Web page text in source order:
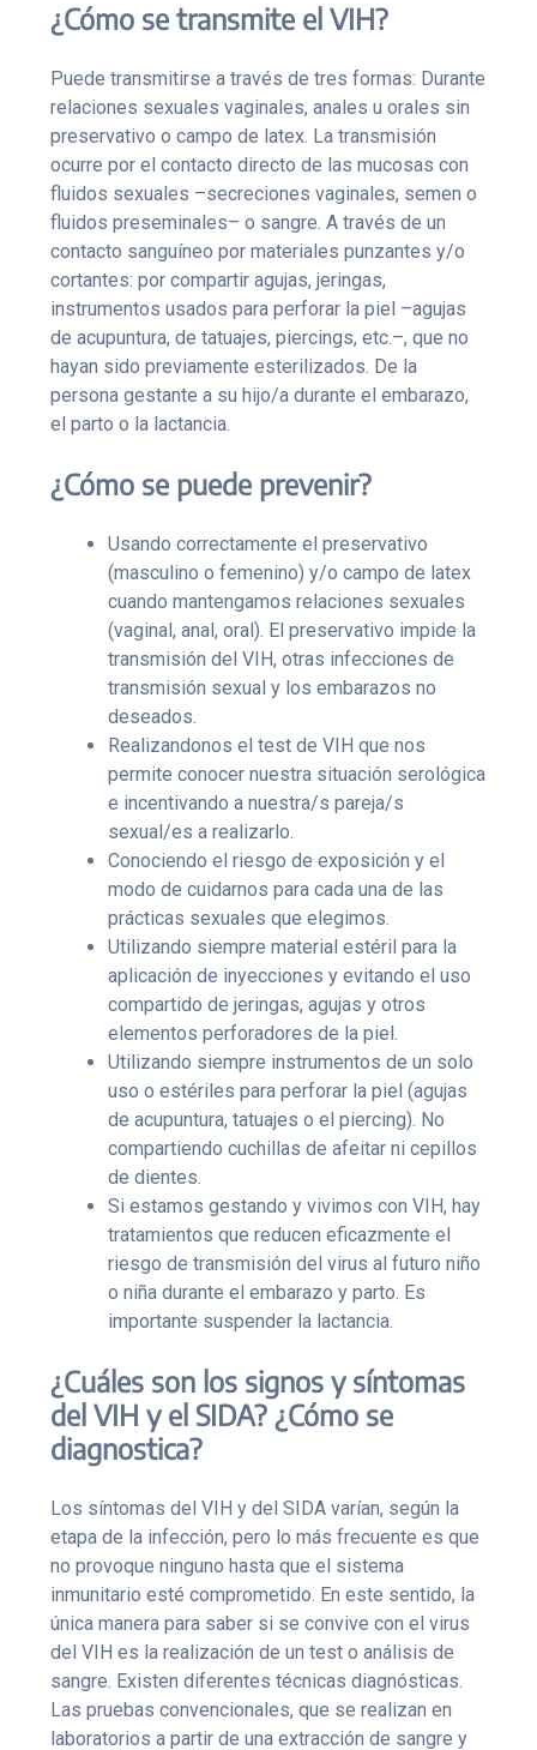
¿Cómo se transmite el VIH?
Puede transmitirse a través de tres formas: Durante
relaciones sexuales vaginales, anales u orales sin
preservativo o campo de latex. La transmisión
ocurre por el contacto directo de las mucosas con
fluidos sexuales –secreciones vaginales, semen o
fluidos preseminales– o sangre. A través de un
contacto sanguíneo por materiales punzantes y/o
cortantes: por compartir agujas, jeringas,
instrumentos usados para perforar la piel –agujas
de acupuntura, de tatuajes, piercings, etc.–, que no
hayan sido previamente esterilizados. De la
persona gestante a su hijo/a durante el embarazo,
el parto o la lactancia.
¿Cómo se puede prevenir?
Usando correctamente el preservativo
(masculino o femenino) y/o campo de latex
cuando mantengamos relaciones sexuales
(vaginal, anal, oral). El preservativo impide la
transmisión del VIH, otras infecciones de
transmisión sexual y los embarazos no
deseados.
Realizandonos el test de VIH que nos
permite conocer nuestra situación serológica
e incentivando a nuestra/s pareja/s
sexual/es a realizarlo.
Conociendo el riesgo de exposición y el
modo de cuidarnos para cada una de las
prácticas sexuales que elegimos.
Utilizando siempre material estéril para la
aplicación de inyecciones y evitando el uso
compartido de jeringas, agujas y otros
elementos perforadores de la piel.
Utilizando siempre instrumentos de un solo
uso o estériles para perforar la piel (agujas
de acupuntura, tatuajes o el piercing). No
compartiendo cuchillas de afeitar ni cepillos
de dientes.
Si estamos gestando y vivimos con VIH, hay
tratamientos que reducen eficazmente el
riesgo de transmisión del virus al futuro niño
o niña durante el embarazo y parto. Es
importante suspender la lactancia.
¿Cuáles son los signos y síntomas
del VIH y el SIDA? ¿Cómo se
diagnostica?
Los síntomas del VIH y del SIDA varían, según la
etapa de la infección, pero lo más frecuente es que
no provoque ninguno hasta que el sistema
inmunitario esté comprometido. En este sentido, la
única manera para saber si se convive con el virus
del VIH es la realización de un test o análisis de
sangre. Existen diferentes técnicas diagnósticas.
Las pruebas convencionales, que se realizan en
laboratorios a partir de una extracción de sangre y